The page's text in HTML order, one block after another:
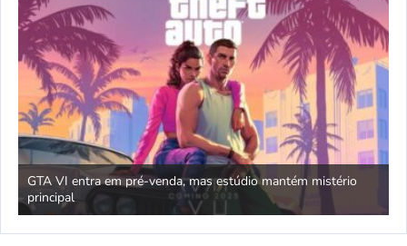
GTA VI entra em pré-venda, mas estúdio mantém mistério
principal